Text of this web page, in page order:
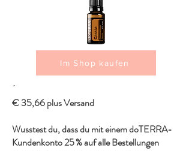
Im Shop kaufen
´
€ 35,66 plus Versand
Wusstest du, dass du mit einem doTERRA-
Kundenkonto 25 % auf alle Bestellungen